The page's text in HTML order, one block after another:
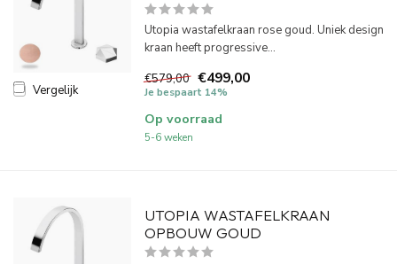
Vergelijk
Utopia wastafelkraan rose goud. Uniek design
kraan heeft progressive...
€579,00 €499,00
Je bespaart 14%
Op voorraad
5-6 weken
UTOPIA WASTAFELKRAAN
OPBOUW GOUD